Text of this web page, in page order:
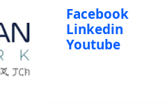
Facebook
Linkedin
Youtube